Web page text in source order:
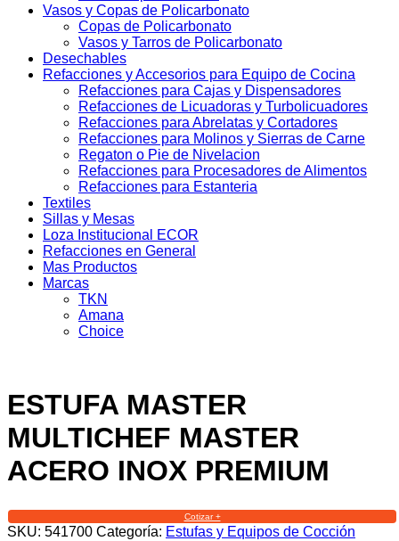
Vasos y Copas de Policarbonato
Copas de Policarbonato
Vasos y Tarros de Policarbonato
Desechables
Refacciones y Accesorios para Equipo de Cocina
Refacciones para Cajas y Dispensadores
Refacciones de Licuadoras y Turbolicuadores
Refacciones para Abrelatas y Cortadores
Refacciones para Molinos y Sierras de Carne
Regaton o Pie de Nivelacion
Refacciones para Procesadores de Alimentos
Refacciones para Estanteria
Textiles
Sillas y Mesas
Loza Institucional ECOR
Refacciones en General
Mas Productos
Marcas
TKN
Amana
Choice
ESTUFA MASTER
MULTICHEF MASTER
ACERO INOX PREMIUM
Cotizar +
SKU: 541700 Categoría: Estufas y Equipos de Cocción